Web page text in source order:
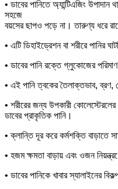
• ডাবের পানিতে অ্যান্টিএজিং
সহজে
বয়সের ছাপও পড়ে না। তারুণ্য ধরে
• এটি ডিহাইড্রেশন বা শরীরে পানির
• ডাবের পানি রক্তে গ্লুকোজের
• এই পানি ত্বকের তৈলাক্তভাব, ব্রণ,
• শরীরের জন্য উপকারী কোলেস্টেরলের
ডাবের প্রাকৃতিক পানি।
• ক্লান্তি দূর করে কর্মশক্তি বাড়াতে
• হজম ক্ষমতা বাড়ায় এবং ওজন
• ডাবের পানিকে খাবার স্যালাইনের